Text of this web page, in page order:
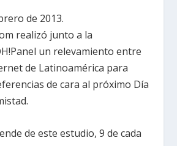
de 2013.
realizó junto a la
un relevamiento entre
de Latinoamérica para
de cara al próximo Día
de este estudio, 9 de cada